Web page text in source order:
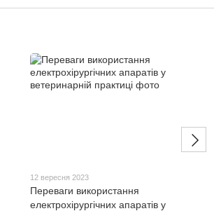
12 вересня 2023
Переваги використання
електрохірургічних апаратів у